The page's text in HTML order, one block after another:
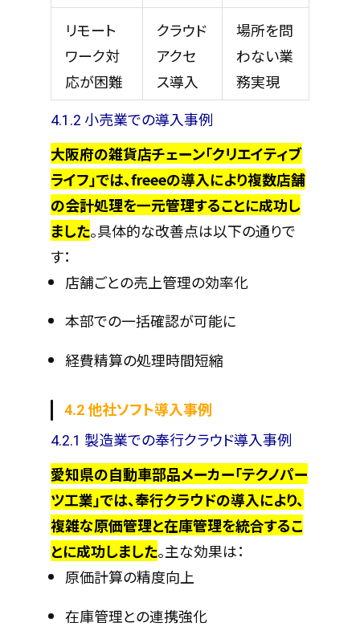
リモート
ワーク対
応が困難
クラウド
アクセ
ス導入
場所を問
わない業
務実現
4.1.2 小売業での導入事例
大阪府の雑貨店チェーン「クリエイティブ
ライフ」では、freeeの導入により複数店舗
の会計処理を一元管理することに成功し
ました。具体的な改善点は以下の通りで
す：
店舗ごとの売上管理の効率化
本部での一括確認が可能に
経費精算の処理時間短縮
4.2 他社ソフト導入事例
4.2.1 製造業での奉行クラウド導入事例
愛知県の自動車部品メーカー「テクノパー
ツ工業」では、奉行クラウドの導入により、
複雑な原価管理と在庫管理を統合するこ
とに成功しました。主な効果は：
原価計算の精度向上
在庫管理との連携強化